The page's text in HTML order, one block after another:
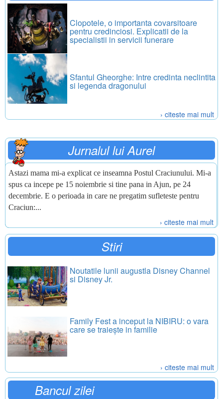
Clopotele, o importanta covarsitoare
pentru credinciosi. Explicatii de la
specialistii in servicii funerare
Sfantul Gheorghe: Intre credinta neclintita
si legenda dragonului
› citeste mai mult
Jurnalul lui Aurel
Astazi mama mi-a explicat ce inseamna Postul Craciunului. Mi-a
spus ca incepe pe 15 noiembrie si tine pana in Ajun, pe 24
decembrie. E o perioada in care ne pregatim sufleteste pentru
Craciun:...
› citeste mai mult
Stiri
Noutatile lunii augustla Disney Channel
si Disney Jr.
Family Fest a inceput la NIBIRU: o vara
care se traiește in familie
› citeste mai mult
Bancul zilei